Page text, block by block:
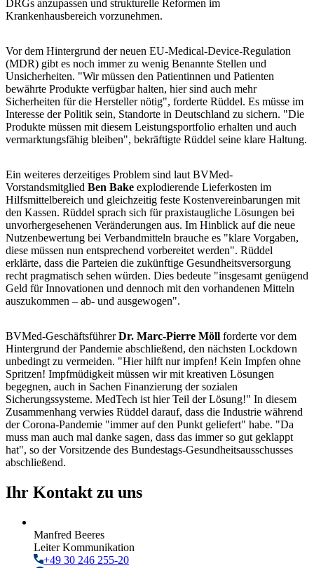
DRGs anzupassen und strukturelle Reformen im
Krankenhausbereich vorzunehmen.
Vor dem Hintergrund der neuen EU-Medical-Device-Regulation
(MDR) gibt es noch immer zu wenig Benannte Stellen und
Unsicherheiten. "Wir müssen den Patientinnen und Patienten
bewährte Produkte verfügbar halten, hier sind auch mehr
Sicherheiten für die Hersteller nötig", forderte Rüddel. Es müsse im
Interesse der Politik sein, Standorte in Deutschland zu sichern. "Die
Produkte müssen mit diesem Leistungsportfolio erhalten und auch
vermarktungsfähig bleiben", bekräftigte Rüddel seine klare Haltung.
Ein weiteres derzeitiges Problem sind laut BVMed-
Vorstandsmitglied Ben Bake explodierende Lieferkosten im
Hilfsmittelbereich und gleichzeitig feste Kostenvereinbarungen mit
den Kassen. Rüddel sprach sich für praxistaugliche Lösungen bei
unvorhergesehenen Veränderungen aus. Im Hinblick auf die neue
Nutzenbewertung bei Verbandmitteln brauche es "klare Vorgaben,
diese müssen nun entsprechend vorbereitet werden". Rüddel
erklärte, dass die Parteien die zukünftige Gesundheitsversorgung
recht pragmatisch sehen würden. Dies bedeute "insgesamt genügend
Geld für Innovationen und dennoch mit den vorhandenen Mitteln
auszukommen – ab- und ausgewogen".
BVMed-GeschäftsführerDr. Marc-Pierre Möll forderte vor dem
Hintergrund der Pandemie abschließend, den nächsten Lockdown
unbedingt zu vermeiden. "Hier hilft nur impfen! Kein Impfen ohne
Spritzen! Impfmüdigkeit müssen wir mit kreativen Lösungen
begegnen, auch in Sachen Finanzierung der sozialen
Sicherungssysteme. MedTech ist hier Teil der Lösung!" In diesem
Zusammenhang verwies Rüddel darauf, dass die Industrie während
der Corona-Pandemie "immer auf den Punkt geliefert" habe. "Da
muss man auch mal danke sagen, dass das immer so gut geklappt
hat", so der Vorsitzende des Bundestags-Gesundheitsausschusses
abschließend.
Ihr Kontakt zu uns
Manfred Beeres
Leiter Kommunikation
+49 30 246 255-20